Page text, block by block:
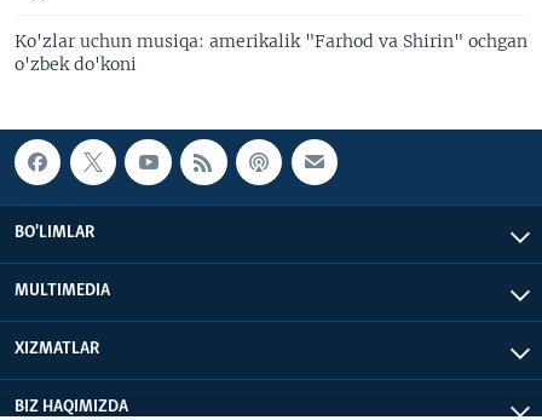
Ko'zlar uchun musiqa: amerikalik "Farhod va Shirin" ochgan
o'zbek do'koni
BO'LIMLAR
MULTIMEDIA
XIZMATLAR
BIZ HAQIMIZDA